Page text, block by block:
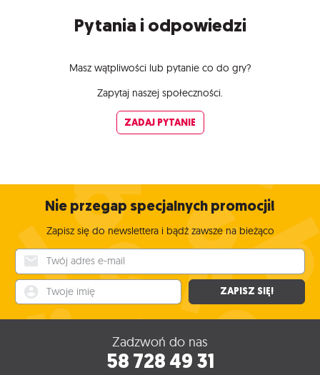
Pytania i odpowiedzi
Masz wątpliwości lub pytanie co do gry?
Zapytaj naszej społeczności.
ZADAJ PYTANIE
Nie przegap specjalnych promocji!
Zapisz się do newslettera i bądź zawsze na bieżąco
ZAPISZ SIĘ!
Zadzwoń do nas
58 728 49 31